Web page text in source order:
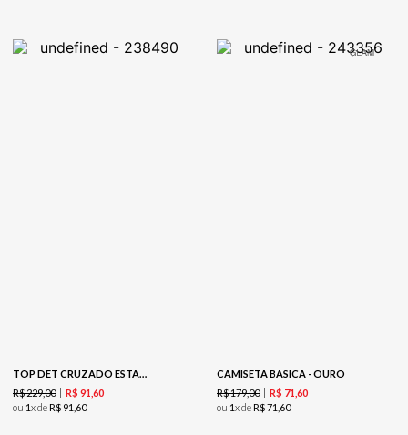
TOP DET CRUZADO ESTAMPADO - EST MERGULHO PRETO
R$229,00 R$ 91 60
ou 1x deR$ 91 60
CAMISETA BASICA - OURO
R$179,00 R$ 71 60
ou 1x deR$71 60